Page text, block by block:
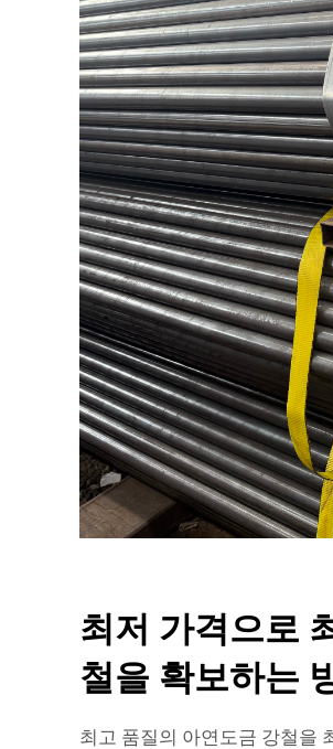
최저 가격으로
철을 확보하는
최고 품질의 아연도금 강철을